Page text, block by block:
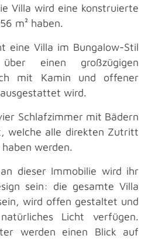
Villa wird eine konstruierte
m² haben.
eine Villa im Bungalow-Stil
einen großzügigen
mit Kamin und offener
wird.
Schlafzimmer mit Bädern
welche alle direkten Zutritt
werden.
dieser Immobilie wird ihr
sein: die gesamte Villa
wird offen gestaltet und
Licht verfügen.
werden einen Blick auf